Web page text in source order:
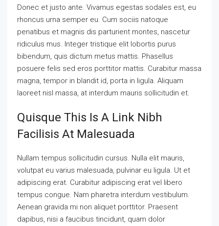
Donec et justo ante. Vivamus egestas sodales est, eu
rhoncus urna semper eu. Cum sociis natoque
penatibus et magnis dis parturient montes, nascetur
ridiculus mus. Integer tristique elit lobortis purus
bibendum, quis dictum metus mattis. Phasellus
posuere felis sed eros porttitor mattis. Curabitur massa
magna, tempor in blandit id, porta in ligula. Aliquam
laoreet nisl massa, at interdum mauris sollicitudin et.
Quisque This Is A Link Nibh
Facilisis At Malesuada
Nullam tempus sollicitudin cursus. Nulla elit mauris,
volutpat eu varius malesuada, pulvinar eu ligula. Ut et
adipiscing erat. Curabitur adipiscing erat vel libero
tempus congue. Nam pharetra interdum vestibulum.
Aenean gravida mi non aliquet porttitor. Praesent
dapibus, nisi a faucibus tincidunt, quam dolor